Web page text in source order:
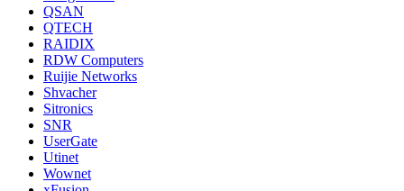
QSAN
QTECH
RAIDIX
RDW Computers
Ruijie Networks
Shvacher
Sitronics
SNR
UserGate
Utinet
Wownet